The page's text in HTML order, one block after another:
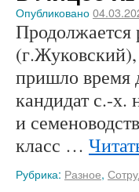
Опубликовано
Продолжается
пришло время
кандидат с.-х.
и
класс …
Рубрика: Разное,